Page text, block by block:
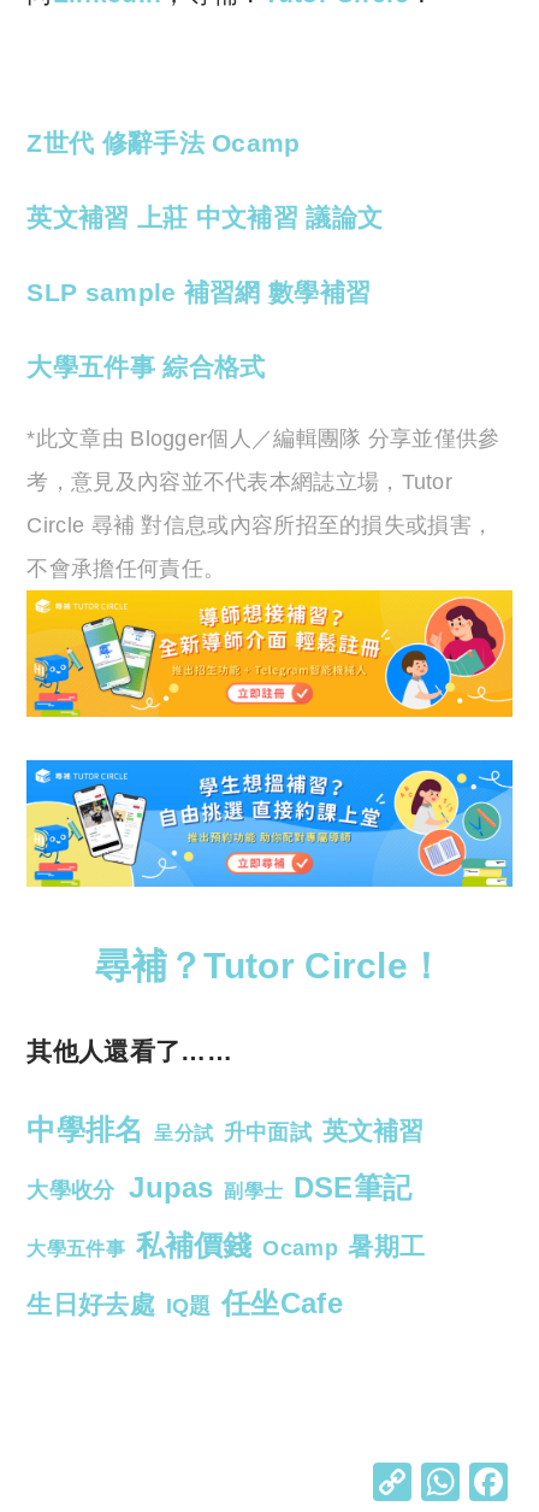
Z世代 修辭手法Ocamp
英文補習 上莊 中文補習 議論文
SLP sample 補習網 數學補習
大學五件事綜合格式
*此文章由 Blogger個人／編輯團隊 分享並僅供參
考，意見及內容並不代表本網誌立場，Tutor
Circle 尋補 對信息或內容所招至的損失或損害，
不會承擔任何責任。
尋補？Tutor Circle！
其他人還看了……
中學排名 呈分試 升中面試 英文補習
大學收分 Jupas 副學士 DSE筆記
大學五件事 私補價錢 Ocamp 暑期工
生日好去處 IQ題 任坐Cafe
C W